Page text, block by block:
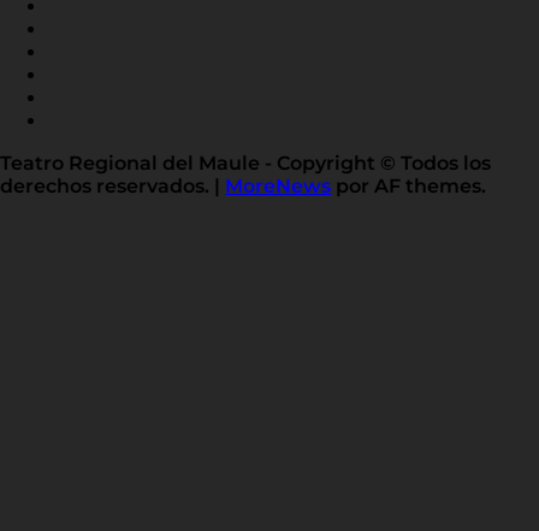
Teatro Regional del Maule - Copyright © Todos los
derechos reservados.
MoreNews por AF themes.